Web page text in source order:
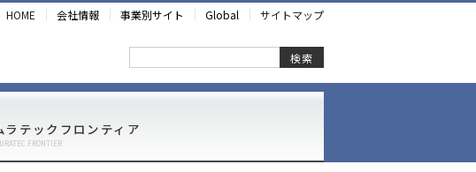
HOME 会社情報 事業別サイト Global サイトマップ
検索
ラテックフロンティア
FRONTIER